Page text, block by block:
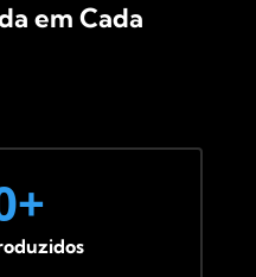
em Cada